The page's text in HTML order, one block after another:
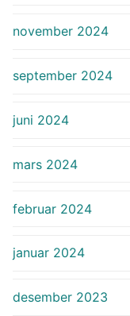
november 2024
september 2024
juni 2024
mars 2024
februar 2024
januar 2024
desember 2023